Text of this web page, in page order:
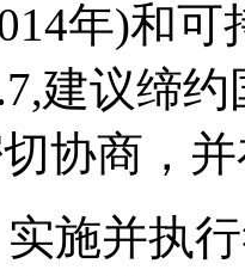
年)和
建议缔
协商，
施并执